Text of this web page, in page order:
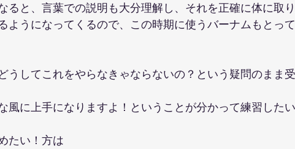
ると、言葉での説明も大分理解し、それを正確に体に取
ようになってくるので、この時期に使うバーナムもとっ
うしてこれをやらなきゃならないの？という疑問のまま
風に上手になりますよ！ということが分かって練習したい
たい！方は